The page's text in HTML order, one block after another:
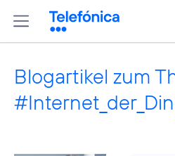
Blogartikel zum